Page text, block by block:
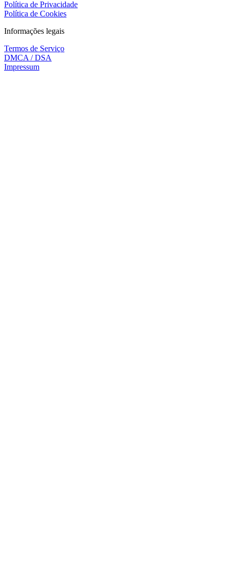
Política de Privacidade
Política de Cookies
Informações legais
Termos de Serviço
DMCA / DSA
Impressum